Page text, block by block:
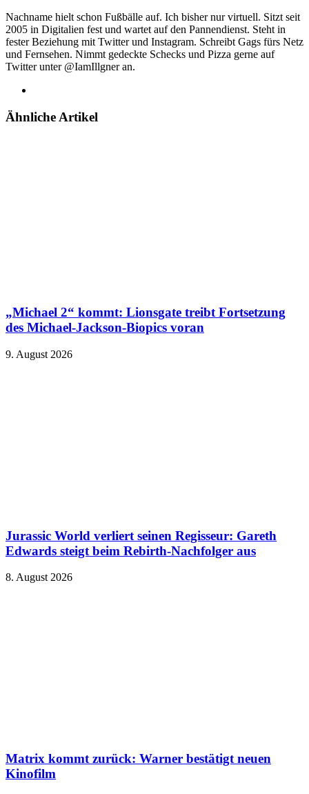
Nachname hielt schon Fußbälle auf. Ich bisher nur virtuell. Sitzt seit
2005 in Digitalien fest und wartet auf den Pannendienst. Steht in
fester Beziehung mit Twitter und Instagram. Schreibt Gags fürs Netz
und Fernsehen. Nimmt gedeckte Schecks und Pizza gerne auf
Twitter unter @IamIllgner an.
Ähnliche Artikel
„Michael 2“ kommt: Lionsgate treibt Fortsetzung
des Michael-Jackson-Biopics voran
9. August 2026
Jurassic World verliert seinen Regisseur: Gareth
Edwards steigt beim Rebirth-Nachfolger aus
8. August 2026
Matrix kommt zurück: Warner bestätigt neuen
Kinofilm